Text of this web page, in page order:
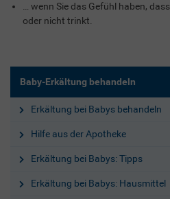
… wenn Sie das Gefühl haben,
oder nicht trinkt.
Baby-Erkältung behandeln
Erkältung bei Babys behandeln
Hilfe aus der Apotheke
Erkältung bei Babys: Tipps
Erkältung bei Babys: Hausmittel